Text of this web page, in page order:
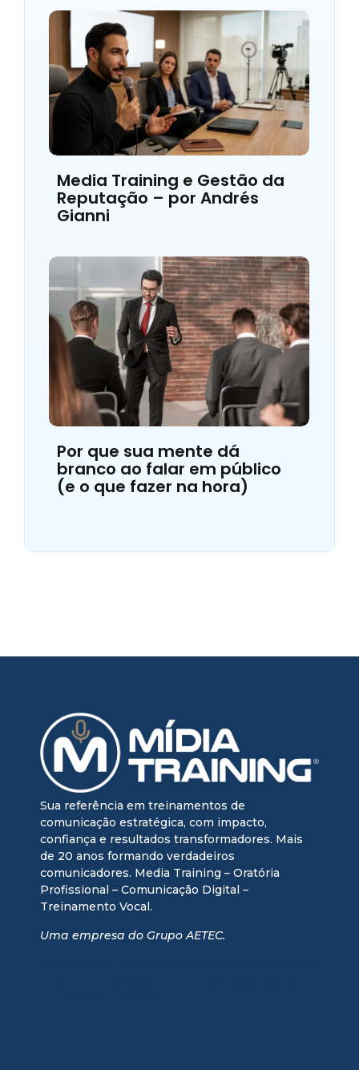
Media Training e Gestão da
Reputação – por Andrés
Gianni
Por que sua mente dá
branco ao falar em público
(e o que fazer na hora)
Sua referência em treinamentos de
comunicação estratégica, com impacto,
confiança e resultados transformadores. Mais
de 20 anos formando verdadeiros
comunicadores. Media Training – Oratória
Profissional – Comunicação Digital –
Treinamento Vocal.
Uma empresa do Grupo AETEC.